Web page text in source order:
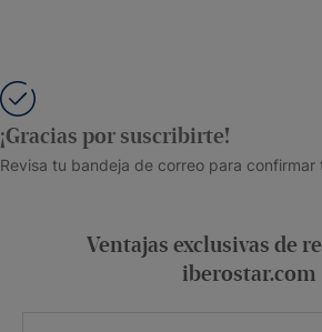
¡Gracias por suscribirte!
Revisa tu bandeja de correo para confirmar
Ventajas exclusivas de
iberostar.com